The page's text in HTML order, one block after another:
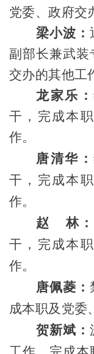
党委、政府交
梁小波 ：
副部长兼武装
交办的其他工
龙家乐 ：
干， 完成本
作。
唐清华：
干， 完成本
作。
赵
林：
干，完成本
作。
唐佩菱：
成本职及 党委
贺新斌 ：